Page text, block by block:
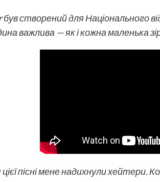
був створений для Національного
важлива — як і кожна маленька
пісні мене надихнули